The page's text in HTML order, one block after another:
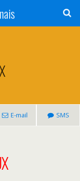
E-mail SMS